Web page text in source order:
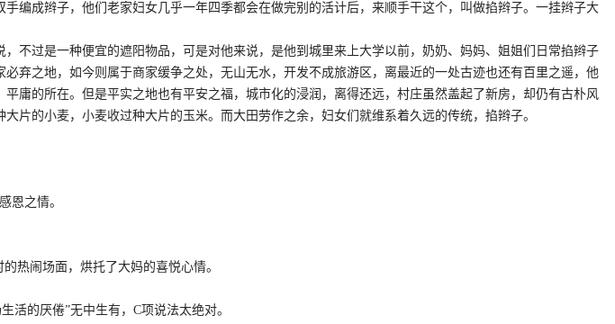
编成辫子，他们老家妇女几乎一年四季都会在做完别的活计后，来顺手干这个，叫做掐辫子。一挂辫子大
过是一种便宜的遮阳物品，可是对他来说，是他到城里来上大学以前，奶奶、妈妈、姐姐们日常掐辫子
弃之地，如今则属于商家缓争之处，无山无水，开发不成旅游区，离最近的一处古迹也还有百里之遥，他
庸的所在。但是平实之地也有平安之福，城市化的浸润，离得还远，村庄虽然盖起了新房，却仍有古朴风
片的小麦，小麦收过种大片的玉米。而大田劳作之余，妇女们就维系着久远的传统，掐辫子。
恩之情。
热闹场面，烘托了大妈的喜悦心情。
的厌倦”无中生有，C项说法太绝对。